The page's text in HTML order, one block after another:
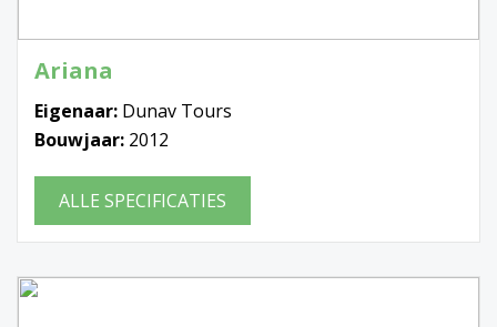
Ariana
Eigenaar: Dunav Tours
Bouwjaar: 2012
ALLE SPECIFICATIES